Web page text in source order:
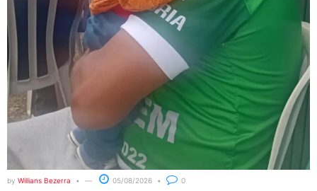
by Willians Bezerra 05/08/2026 0